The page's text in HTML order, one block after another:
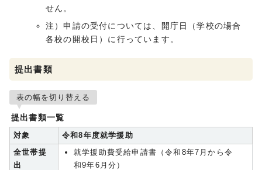
せん。
注）申請の受付については、開庁日（学校の場合
各校の開校日）に行っています。
提出書類
表の幅を切り替える
提出書類一覧
対象
令和8年度就学援助
全世帯提
出
就学援助費受給申請書（令和8年7月から令
和9年6月分）